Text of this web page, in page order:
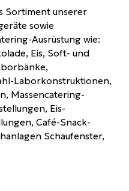
Sortiment unserer
sowie
Ausrüstung wie:
Eis, Soft- und
Laborkonstruktionen,
Massencatering-
Eis-
Café-Snack-
Schaufenster,